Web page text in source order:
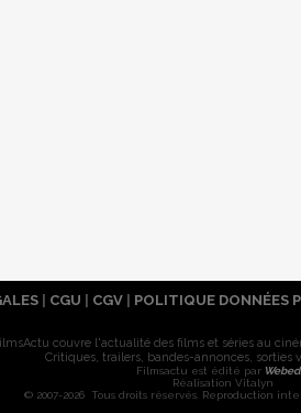
| CGU | CGV | POLITIQUE DONNÉES
couvre l'actualité des films et séries au
Critiques, trailers, bandes-annonces, sorties
Filmsactu est édité par
Réalisation Vitalyn
© 2007-2026 Tous droits réservés. Reproduction